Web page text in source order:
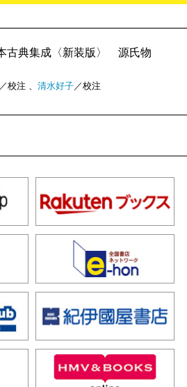
古典集成〈新装版〉 源氏物
／校注 、 清水好子 ／校注